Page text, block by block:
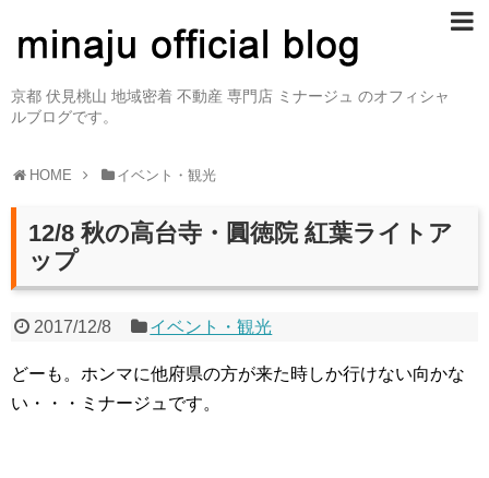
京都 伏見桃山 地域密着 不動産 専門店 ミナージュ のオフィシャ
ルブログです。
HOME イベント・観光
12/8 秋の高台寺・圓徳院 紅葉ライトア
ップ
2017/12/8 イベント・観光
どーも。ホンマに他府県の方が来た時しか行けない向かな
い・・・ミナージュです。